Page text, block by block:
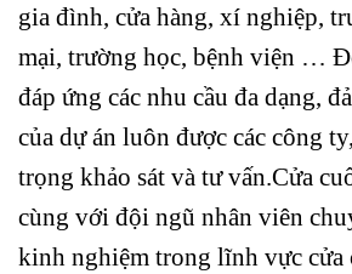
gia đình, cửa hàng, xí nghiệp,
mại, trường học, bệnh viện …
đáp ứng các nhu cầu đa dạng,
của dự án luôn được các công
trọng khảo sát và tư vấn.Cửa
cùng với đội ngũ nhân viên
kinh nghiệm trong lĩnh vực cửa